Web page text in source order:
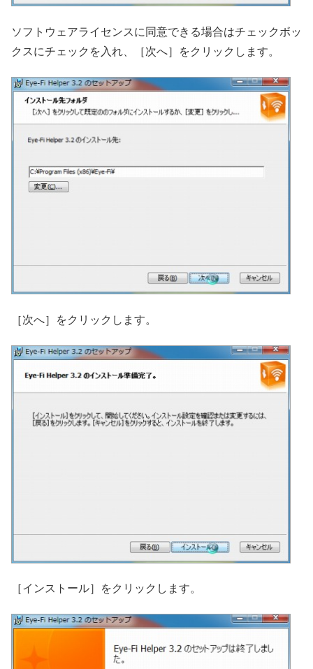
ソフトウェアライセンスに同意できる場合はチェックボッ
クスにチェックを入れ、［次へ］をクリックします。
［次へ］をクリックします。
［インストール］をクリックします。